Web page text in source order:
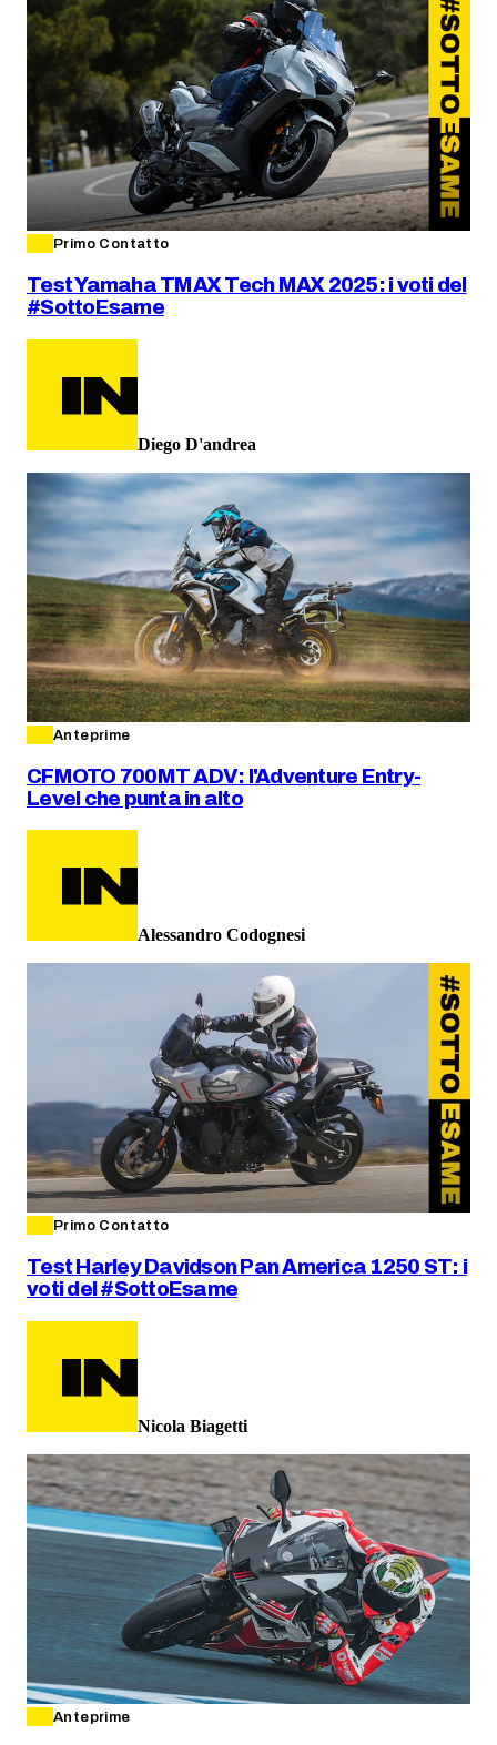
Primo Contatto
Test Yamaha TMAX Tech MAX 2025: i voti del
#SottoEsame
Diego D'andrea
Anteprime
CFMOTO 700MT ADV: l'Adventure Entry-
Level che punta in alto
Alessandro Codognesi
Primo Contatto
Test Harley Davidson Pan America 1250 ST: i
voti del #SottoEsame
Nicola Biagetti
Anteprime